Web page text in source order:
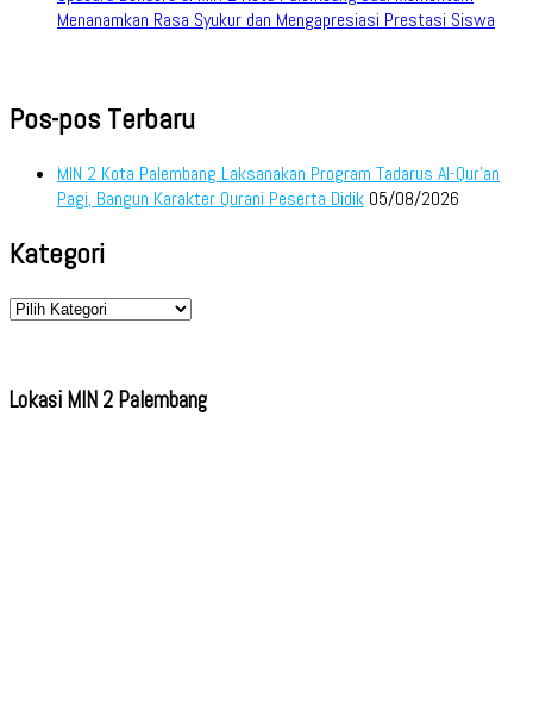
Menanamkan Rasa Syukur dan Mengapresiasi Prestasi Siswa
Pos-pos Terbaru
MIN 2 Kota Palembang Laksanakan Program Tadarus Al-Qur’an
Pagi, Bangun Karakter Qurani Peserta Didik 05/08/2026
Kategori
Kategori
Lokasi MIN 2 Palembang